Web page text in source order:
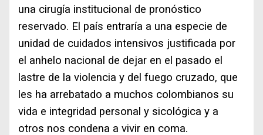
una cirugía institucional de pronóstico
reservado. El país entraría a una especie de
unidad de cuidados intensivos justificada por
el anhelo nacional de dejar en el pasado el
lastre de la violencia y del fuego cruzado, que
les ha arrebatado a muchos colombianos su
vida e integridad personal y sicológica y a
otros nos condena a vivir en coma.